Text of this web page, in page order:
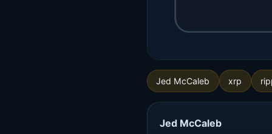
Jed McCaleb xrp
Jed McCaleb